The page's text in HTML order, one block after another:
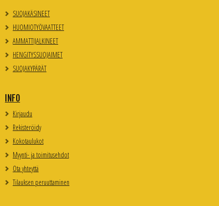
SUOJAKÄSINEET
HUOMIOTYÖVAATTEET
AMMATTIJALKINEET
HENGITYSSUOJAIMET
SUOJAKYPÄRÄT
INFO
Kirjaudu
Rekisteröidy
Kokotaulukot
Myynti- ja toimitusehdot
Ota yhteyttä
Tilauksen peruuttaminen